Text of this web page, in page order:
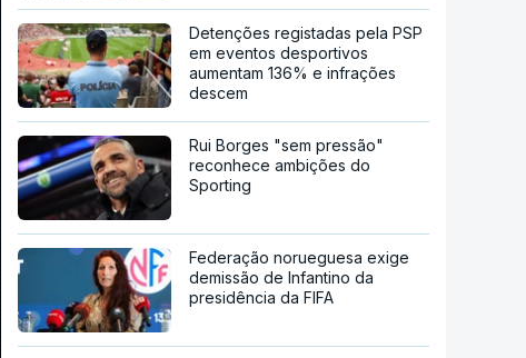
Detenções registadas pela PSP
em eventos desportivos
aumentam 136% e infrações
descem
Rui Borges "sem pressão"
reconhece ambições do
Sporting
Federação norueguesa exige
demissão de Infantino da
presidência da FIFA